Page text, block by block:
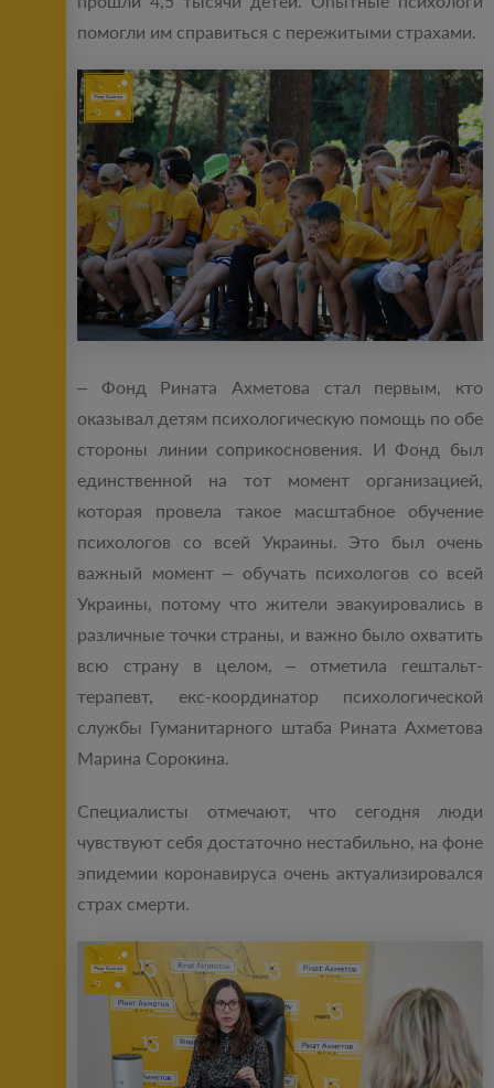
помогли им справиться с пережитыми страхами.
– Фонд Рината Ахметова стал первым, кто
оказывал детям психологическую помощь по обе
стороны линии соприкосновения. И Фонд был
единственной на тот момент организацией,
которая провела такое масштабное обучение
психологов со всей Украины. Это был очень
важный момент ‒ обучать психологов со всей
Украины, потому что жители эвакуировались в
различные точки страны, и важно было охватить
всю страну в целом, – отметила гештальт-
терапевт, екс-координатор психологической
службы Гуманитарного штаба Рината Ахметова
Марина Сорокина.
Специалисты отмечают, что сегодня люди
чувствуют себя достаточно нестабильно, на фоне
эпидемии коронавируса очень актуализировался
страх смерти.